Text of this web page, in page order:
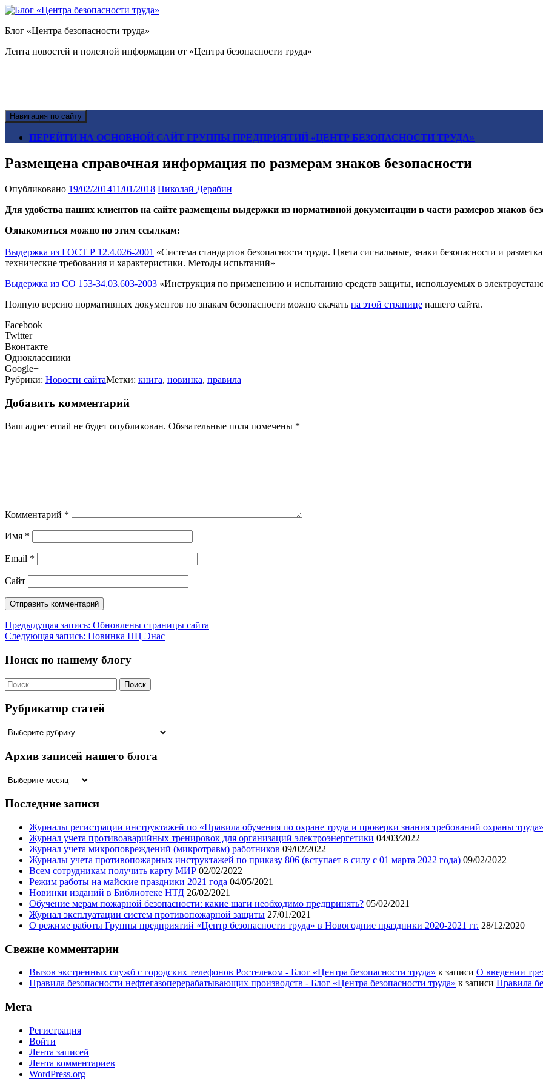
Блог «Центра безопасности труда»
Лента новостей и полезной информации от «Центра безопасности труда»
Навигация по сайту
ПЕРЕЙТИ НА ОСНОВНОЙ САЙТ ГРУППЫ ПРЕДПРИЯТИЙ «ЦЕНТР БЕЗОПАСНОСТИ ТРУДА»
Размещена справочная информация по размерам знаков безопасности
Опубликовано 19/02/201411/01/2018 Николай Дерябин
Для удобства наших клиентов на сайте размещены выдержки из нормативной документации в части размеров знаков
Ознакомиться можно по этим ссылкам:
Выдержка из ГОСТ Р 12.4.026-2001 «Система стандартов безопасности труда. Цвета сигнальные, знаки безопасности и
технические требования и характеристики. Методы испытаний»
Выдержка из СО 153-34.03.603-2003 «Инструкция по применению и испытанию средств защиты, используемых в
Полную версию нормативных документов по знакам безопасности можно скачать на этой странице нашего сайта.
Facebook
Twitter
Вконтакте
Одноклассники
Google+
Рубрики: Новости сайтаМетки: книга, новинка, правила
Добавить комментарий
Ваш адрес email не будет опубликован. Обязательные поля помечены *
Комментарий *
Имя *
Email *
Сайт
Навигация
по
записям
Предыдущая запись: Обновлены страницы сайта
Следующая запись: Новинка НЦ Энас
Поиск по нашему блогу
Найти:
Рубрикатор статей
Рубрикатор
Архив записей нашего блога
Архив
нашего
Последние записи
Журналы регистрации инструктажей по «Правила обучения по охране труда и проверки знания требований охраны труда»
Журнал учета противоаварийных тренировок для организаций электроэнергетики 04/03/2022
Журнал учета микроповреждений (микротравм) работников 09/02/2022
Журналы учета противопожарных инструктажей по приказу 806 (вступает в силу с 01 марта 2022 года) 09/02/2022
Всем сотрудникам получить карту МИР 02/02/2022
Режим работы на майские праздники 2021 года 04/05/2021
Новинки изданий в Библиотеке НТД 26/02/2021
Обучение мерам пожарной безопасности: какие шаги необходимо предпринять? 05/02/2021
Журнал эксплуатации систем противопожарной защиты 27/01/2021
О режиме работы Группы предприятий «Центр безопасности труда» в Новогодние праздники 2020-2021 гг. 28/12/2020
Свежие комментарии
Вызов экстренных служб с городских телефонов Ростелеком - Блог «Центра безопасности труда» к записи О введении
Правила безопасности нефтегазоперерабатывающих производств - Блог «Центра безопасности труда» к записи Правила
Мета
Регистрация
Войти
Лента записей
Лента комментариев
WordPress.org